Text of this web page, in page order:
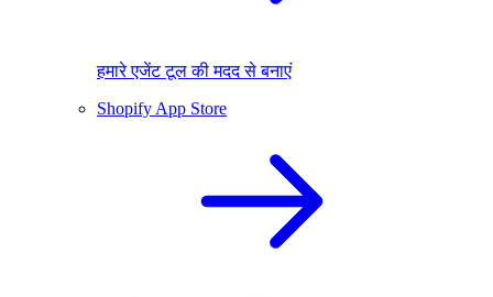
हमारे एजेंट टूल की मदद से बनाएं
Shopify App Store